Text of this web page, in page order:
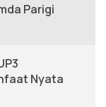
Parigi
Nyata